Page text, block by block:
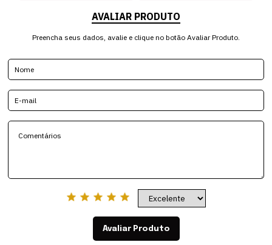
AVALIAR PRODUTO
Preencha seus dados, avalie e clique no botão Avaliar Produto.
Avaliar Produto